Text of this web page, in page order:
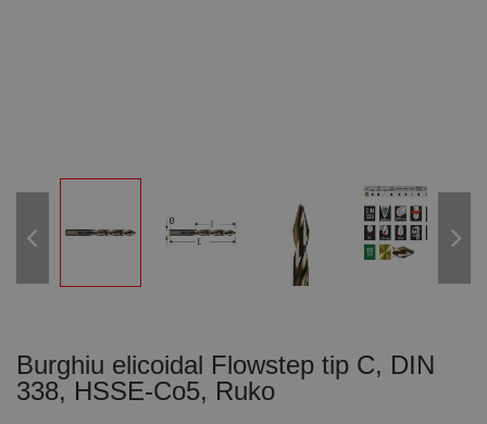
Burghiu elicoidal Flowstep tip C, DIN
338, HSSE-Co5, Ruko